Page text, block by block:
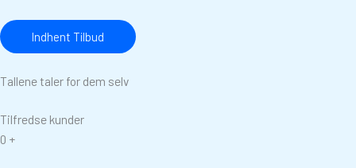
Indhent Tilbud
Tallene taler for dem selv
Tilfredse kunder
0 +